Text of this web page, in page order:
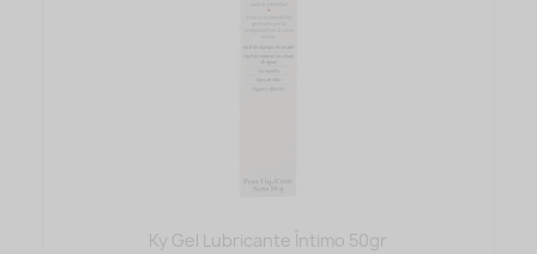
Ky Gel Lubricante Íntimo 50gr